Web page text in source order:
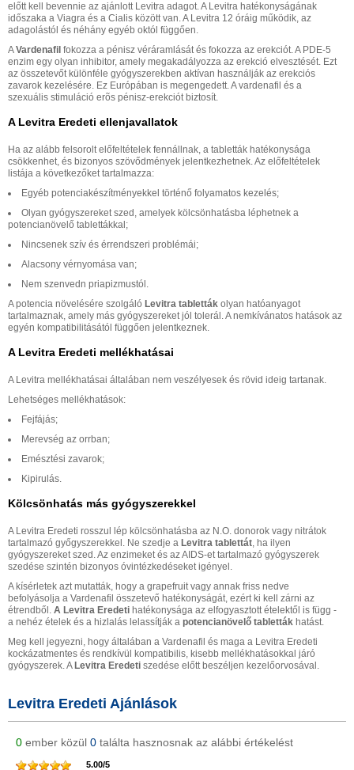
előtt kell bevennie az ajánlott Levitra adagot. A Levitra hatékonyságának
időszaka a Viagra és a Cialis között van. A Levitra 12 óráig működik, az
adagolástól és néhány egyéb októl függően.
AVardenafil fokozza a pénisz véráramlását és fokozza az erekciót. A PDE-5
enzim egy olyan inhibitor, amely megakadályozza az erekció elvesztését. Ezt
az összetevőt különféle gyógyszerekben aktívan használják az erekciós
zavarok kezelésére. Ez Európában is megengedett. A vardenafil és a
szexuális stimuláció erõs pénisz-erekciót biztosít.
A Levitra Eredeti ellenjavallatok
Ha az alább felsorolt előfeltételek fennállnak, a tabletták hatékonysága
csökkenhet, és bizonyos szövődmények jelentkezhetnek. Az előfeltételek
listája a következőket tartalmazza:
Egyéb potenciakészítményekkel történő folyamatos kezelés;
Olyan gyógyszereket szed, amelyek kölcsönhatásba léphetnek a
potencianövelő tablettákkal;
Nincsenek szív és érrendszeri problémái;
Alacsony vérnyomása van;
Nem szenvedn priapizmustól.
A potencia növelésére szolgáló Levitra tabletták olyan hatóanyagot
tartalmaznak, amely más gyógyszereket jól tolerál. A nemkívánatos hatások az
egyén kompatibilitásától függően jelentkeznek.
A Levitra Eredeti mellékhatásai
A Levitra mellékhatásai általában nem veszélyesek és rövid ideig tartanak.
Lehetséges mellékhatások:
Fejfájás;
Merevség az orrban;
Emésztési zavarok;
Kipirulás.
Kölcsönhatás más gyógyszerekkel
A Levitra Eredeti rosszul lép kölcsönhatásba az N.O. donorok vagy nitrátok
tartalmazó győgyszerekkel. Ne szedje a Levitra tablettát , ha ilyen
gyógyszereket szed. Az enzimeket és az AIDS-et tartalmazó gyógyszerek
szedése szintén bizonyos óvintézkedéseket igényel.
A kísérletek azt mutatták, hogy a grapefruit vagy annak friss nedve
befolyásolja a Vardenafil összetevő hatékonyságát, ezért ki kell zárni az
étrendből. A Levitra Eredeti hatékonysága az elfogyasztott ételektől is függ -
a nehéz ételek és a hizlalás lelassítják a potencianövelő tabletták hatást.
Meg kell jegyezni, hogy általában a Vardenafil és maga a Levitra Eredeti
kockázatmentes és rendkívül kompatibilis, kisebb mellékhatásokkal járó
gyógyszerek. ALevitra Eredeti szedése előtt beszéljen kezelőorvosával.
Levitra Eredeti Ajánlások
0 ember közül 0 találta hasznosnak az alábbi értékelést
5.00/5